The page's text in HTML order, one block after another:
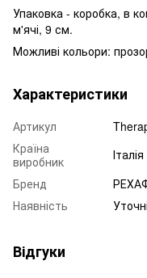
Упаковка - коробка, в
м'ячі, 9 см.
Можливі кольори:
Характеристики
Артикул
Країна
виробник
Італія
Бренд
Наявність
Відгуки